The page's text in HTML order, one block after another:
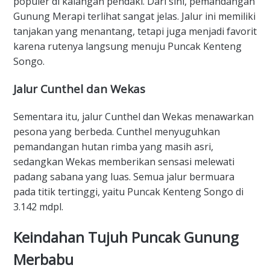
Gunung Merapi terlihat sangat jelas. Jalur ini memiliki
tanjakan yang menantang, tetapi juga menjadi favorit
karena rutenya langsung menuju Puncak Kenteng
Songo.
​Jalur Cunthel dan Wekas
​Sementara itu, jalur Cunthel dan Wekas menawarkan
pesona yang berbeda. Cunthel menyuguhkan
pemandangan hutan rimba yang masih asri,
sedangkan Wekas memberikan sensasi melewati
padang sabana yang luas. Semua jalur bermuara
pada titik tertinggi, yaitu Puncak Kenteng Songo di
3.142 mdpl.
​Keindahan Tujuh Puncak Gunung
Merbabu